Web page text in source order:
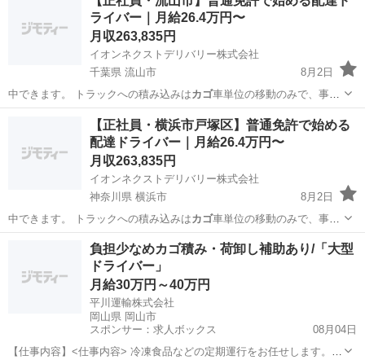
ライバー｜月給26.4万円〜
月収263,835円
イオンネクストデリバリー株式会社
千葉県 流山市
8月2日
中できます。 トラックへの積み込みはカゴ車単位の移動のみで、事務
作業は他のメン…
物流 未経験
【正社員・横浜市戸塚区】普通免許で始める
配達ドライバー｜月給26.4万円〜
月収263,835円
イオンネクストデリバリー株式会社
神奈川県 横浜市
8月2日
中できます。 トラックへの積み込みはカゴ車単位の移動のみで、事務
作業は他のメン…
横浜市 物流 未経験
負担少なめカゴ積み・荷卸し補助あり/「大型
ドライバー」
月給30万円～40万円
平川運輸株式会社
岡山県 岡山市
スポンサー：求人ボックス
08月04日
【仕事内容】<仕事内容> 冷凍食品などの定期運行をお任せします。カ